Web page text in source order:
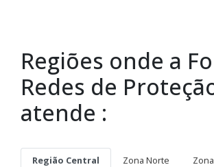
Regiões onde a
Redes de
atende :
Região Central Zona Norte